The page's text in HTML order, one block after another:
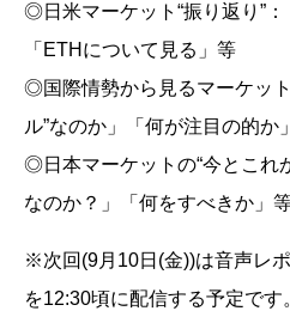
◎日米マーケット“振り返り”：
「ETHについて見る」等
◎国際情勢から見るマーケッ
ル”なのか」「何が注目の的か
◎日本マーケットの“今とこれ
なのか？」「何をすべきか」
※次回(9月10日(金))は音声レ
を12:30頃に配信する予定です